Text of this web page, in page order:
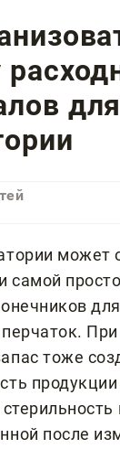
для
может
самой
тоже
после